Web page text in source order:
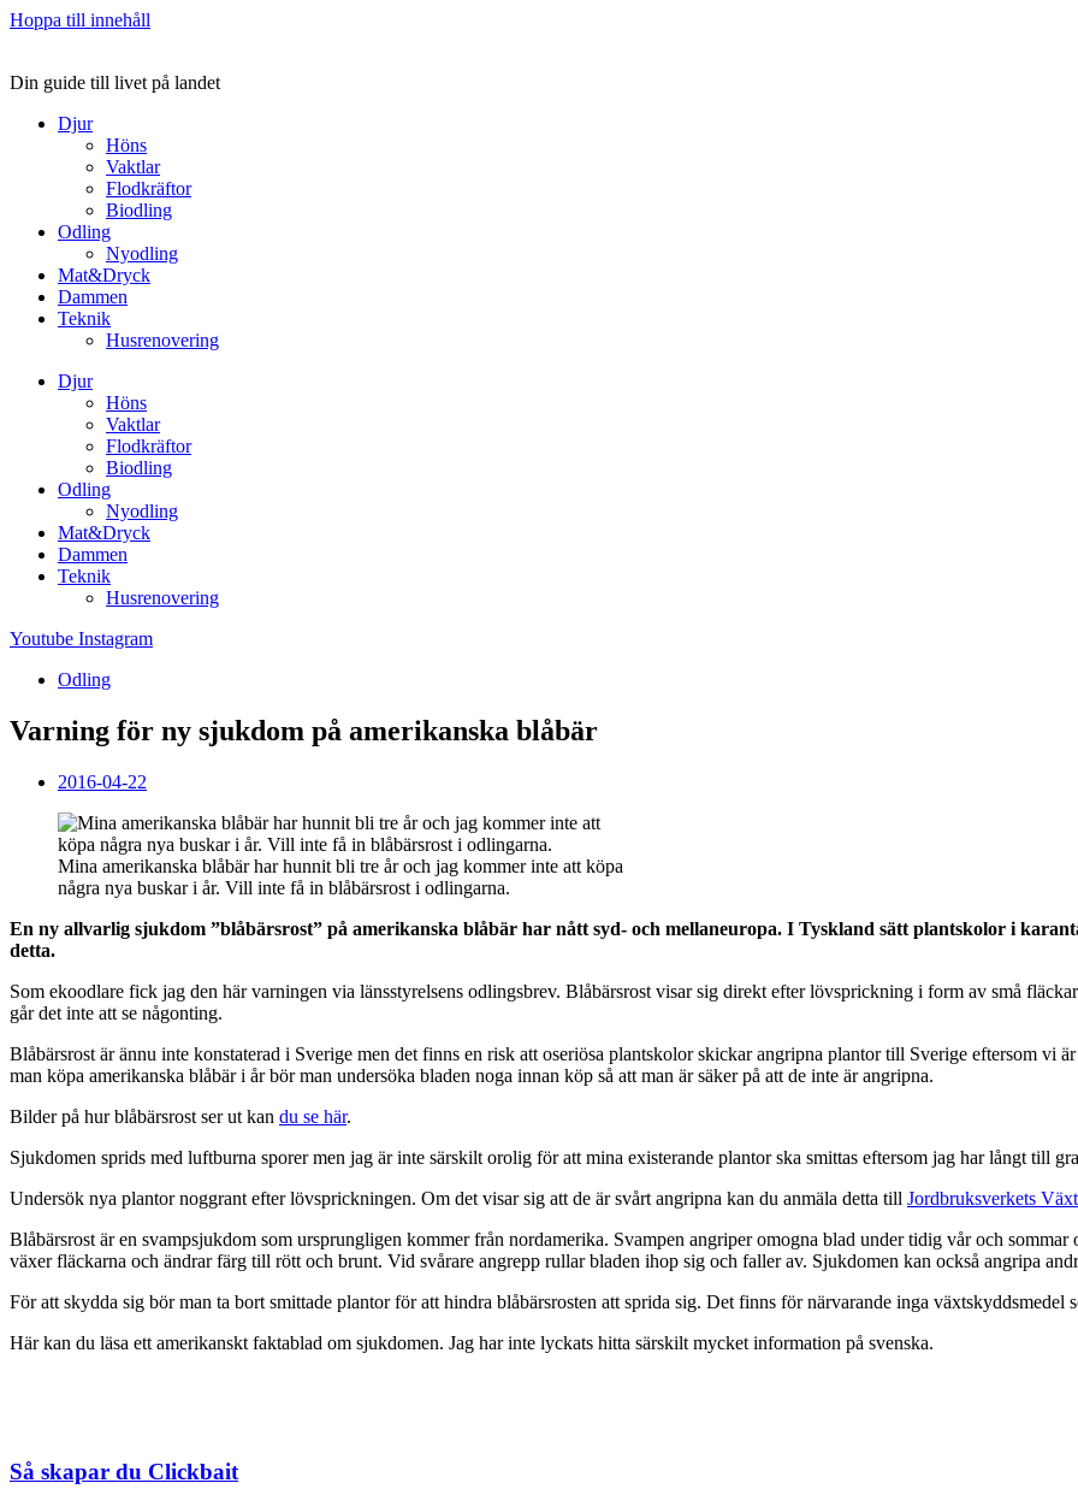
Hoppa till innehåll
Din guide till livet på landet
Djur
Höns
Vaktlar
Flodkräftor
Biodling
Odling
Nyodling
Mat&Dryck
Dammen
Teknik
Husrenovering
Djur
Höns
Vaktlar
Flodkräftor
Biodling
Odling
Nyodling
Mat&Dryck
Dammen
Teknik
Husrenovering
Youtube Instagram
Odling
Varning för ny sjukdom på amerikanska blåbär
2016-04-22
Mina amerikanska blåbär har hunnit bli tre år och jag kommer inte att köpa
några nya buskar i år. Vill inte få in blåbärsrost i odlingarna.
En ny allvarlig sjukdom ”blåbärsrost” på amerikanska blåbär har nått syd- och mellaneuropa. I Tyskland sätt plantskolor i
detta.
Som ekoodlare fick jag den här varningen via länsstyrelsens odlingsbrev. Blåbärsrost visar sig direkt efter lövsprickning i form av små
går det inte att se någonting.
Blåbärsrost är ännu inte konstaterad i Sverige men det finns en risk att oseriösa plantskolor skickar angripna plantor till Sverige eftersom vi
man köpa amerikanska blåbär i år bör man undersöka bladen noga innan köp så att man är säker på att de inte är angripna.
Bilder på hur blåbärsrost ser ut kan du se här.
Sjukdomen sprids med luftburna sporer men jag är inte särskilt orolig för att mina existerande plantor ska smittas eftersom jag har långt till
Undersök nya plantor noggrant efter lövsprickningen. Om det visar sig att de är svårt angripna kan du anmäla detta till Jordbruksverkets
Blåbärsrost är en svampsjukdom som ursprungligen kommer från nordamerika. Svampen angriper omogna blad under tidig vår och
växer fläckarna och ändrar färg till rött och brunt. Vid svårare angrepp rullar bladen ihop sig och faller av. Sjukdomen kan också angripa
För att skydda sig bör man ta bort smittade plantor för att hindra blåbärsrosten att sprida sig. Det finns för närvarande inga växtskyddsmedel
Här kan du läsa ett amerikanskt faktablad om sjukdomen. Jag har inte lyckats hitta särskilt mycket information på svenska.
Så skapar du Clickbait